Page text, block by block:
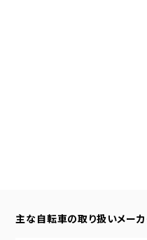
主な自転車の取り扱いメー